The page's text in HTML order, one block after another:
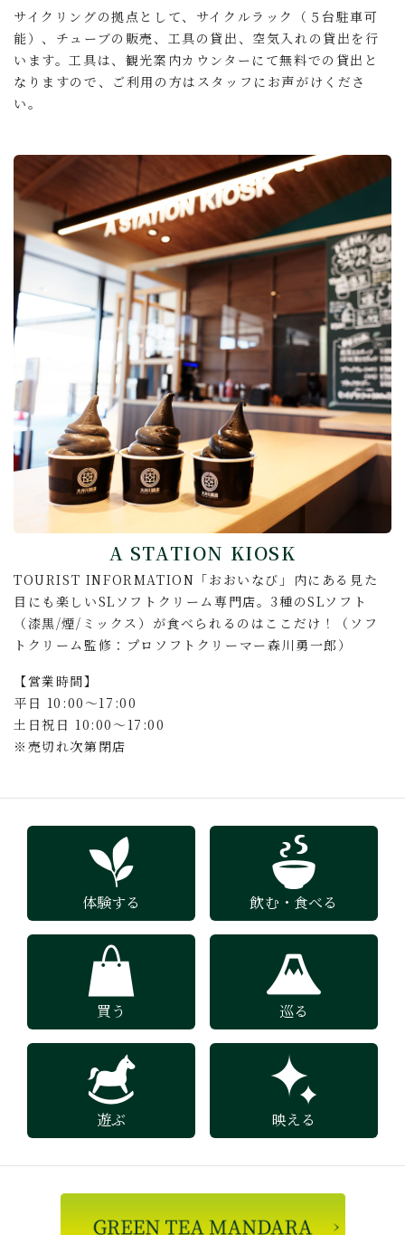
サイクリングの拠点として、サイクルラック（５台駐車可
能）、チューブの販売、工具の貸出、空気入れの貸出を行
います。工具は、観光案内カウンターにて無料での貸出と
なりますので、ご利用の方はスタッフにお声がけくださ
い。
A STATION KIOSK
TOURIST INFORMATION「おおいなび」内にある見た
目にも楽しいSLソフトクリーム専門店。3種のSLソフト
（漆黒/煙/ミックス）が食べられるのはここだけ！（ソフ
トクリーム監修：プロソフトクリーマー森川勇一郎）
【営業時間】
平日 10:00〜17:00
土日祝日 10:00～17:00
※売切れ次第閉店
体験する 飲む・食べる
買う 巡る
遊ぶ 映える